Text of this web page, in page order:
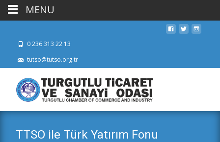
0 236 313 22 13
tutso@tutso.org.tr
TTSO ile Türk Yatırım Fonu
MENU